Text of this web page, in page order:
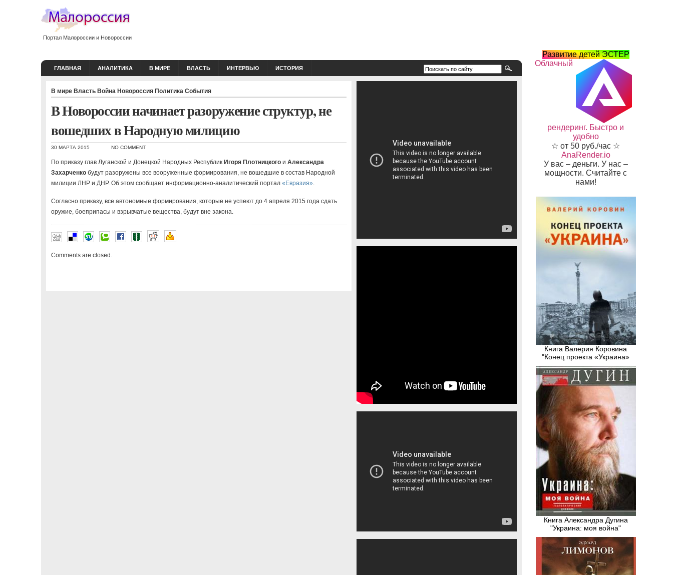
Портал Малороссии и Новороссии
ГЛАВНАЯ АНАЛИТИКА В МИРЕ ВЛАСТЬ ИНТЕРВЬЮ ИСТОРИЯ
В мире Власть Война Новороссия Политика События
В Новороссии начинает разоружение структур, не
вошедших в Народную милицию
30 МАРТА 2015 NO COMMENT
По приказу глав Луганской и Донецкой Народных Республик Игоря Плотницкого и Александра
Захарченко будут разоружены все вооруженные формирования, не вошедшие в состав Народной
милиции ЛНР и ДНР. Об этом сообщает информационно-аналитический портал «Евразия».
Согласно приказу, все автономные формирования, которые не успеют до 4 апреля 2015 года сдать
оружие, боеприпасы и взрывчатые вещества, будут вне закона.
Comments are closed.
Развитие детей ЭСТЕР
Облачный
рендеринг. Быстро и
удобно
☆ от 50 руб./час ☆
AnaRender.io
У вас – деньги. У нас –
мощности. Считайте с
нами!
Книга Валерия Коровина
"Конец проекта «Украина»
Книга Александра Дугина
"Украина: моя война"